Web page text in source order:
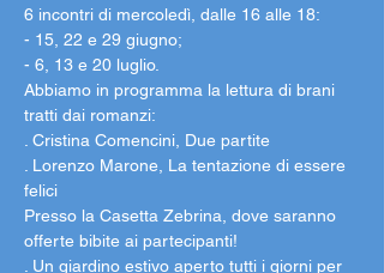
6 incontri di mercoledì, dalle 16 alle 18:
- 15, 22 e 29 giugno;
- 6, 13 e 20 luglio.
Abbiamo in programma la lettura di brani
tratti dai romanzi:
. Cristina Comencini, Due partite
. Lorenzo Marone, La tentazione di essere
felici
Presso la Casetta Zebrina, dove saranno
offerte bibite ai partecipanti!
. Un giardino estivo aperto tutti i giorni per